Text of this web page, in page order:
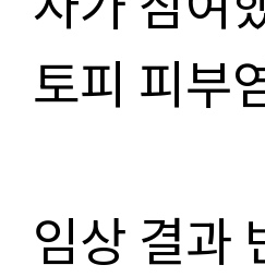
토피 피부
임상 결과